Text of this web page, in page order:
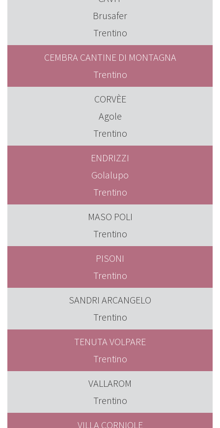
Brusafer
Trentino
CEMBRA CANTINE DI MONTAGNA
Trentino
CORVÈE
Agole
Trentino
ENDRIZZI
Golalupo
Trentino
MASO POLI
Trentino
PISONI
Trentino
SANDRI ARCANGELO
Trentino
TENUTA VOLPARE
Trentino
VALLAROM
Trentino
VILLA CORNIOLE